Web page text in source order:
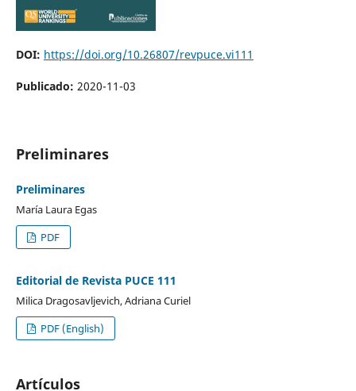
DOI: https://doi.org/10.26807/revpuce.vi111
Publicado: 2020-11-03
Preliminares
Preliminares
María Laura Egas
PDF
Editorial de Revista PUCE 111
Milica Dragosavljevich, Adriana Curiel
PDF (English)
Artículos